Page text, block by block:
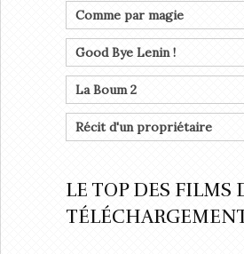
Comme par magie
Good Bye Lenin !
La Boum 2
Récit d'un propriétaire
LE TOP DES FILMS